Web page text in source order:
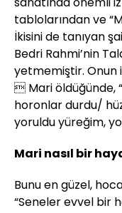
tablolarından ve
İkisini de tanıyan
Bedri Rahmi’nin
yetmemiştir. Onun
 Mari öldüğünde,
horonlar durdu/
yoruldu yüreğim,
Mari nasıl bir
Bunu en güzel,
“Seneler evvel bir